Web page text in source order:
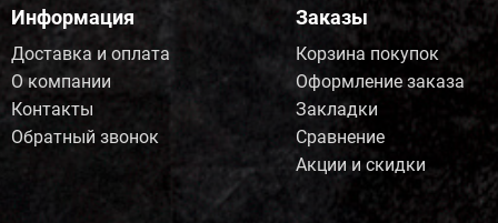
Информация
Доставка и оплата
О компании
Контакты
Обратный звонок
Заказы
Корзина покупок
Оформление заказа
Закладки
Сравнение
Акции и скидки